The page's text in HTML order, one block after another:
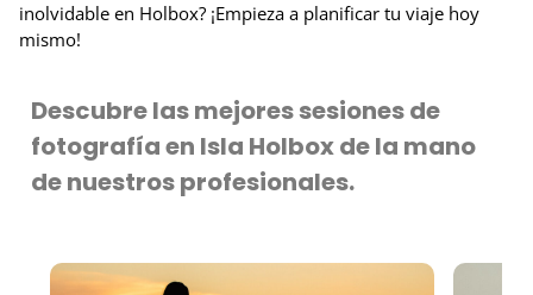
inolvidable en Holbox? ¡Empieza a planificar tu viaje hoy
mismo!
Descubre las mejores sesiones de
fotografía en Isla Holbox de la mano
de nuestros profesionales.